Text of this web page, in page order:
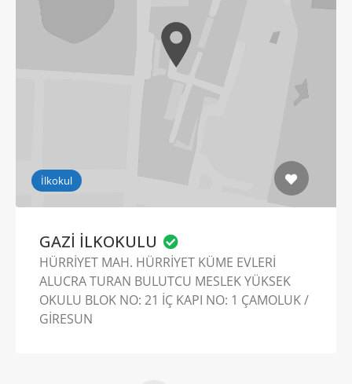
İlkokul
GAZİ İLKOKULU
HÜRRİYET MAH. HÜRRİYET KÜME EVLERİ
ALUCRA TURAN BULUTCU MESLEK YÜKSEK
OKULU BLOK NO: 21 İÇ KAPI NO: 1 ÇAMOLUK /
GİRESUN